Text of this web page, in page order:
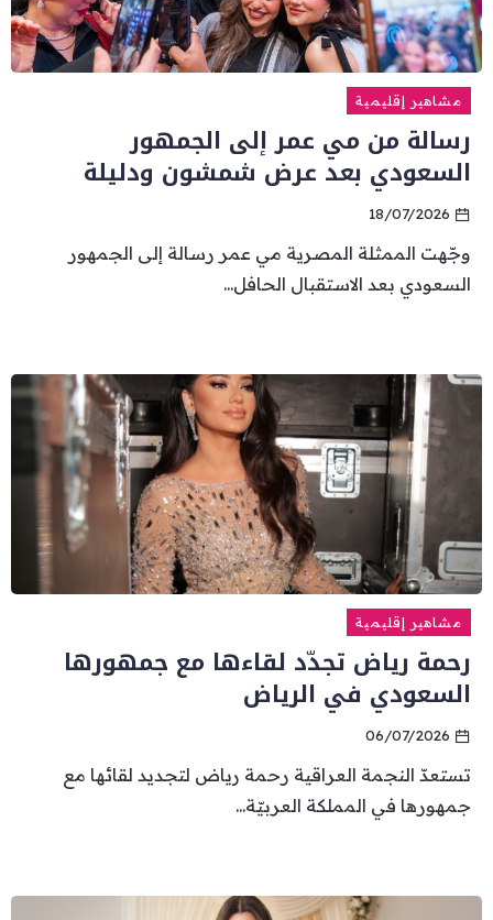
مشاهير إقليمية
رسالة من مي عمر إلى الجمهور
السعودي بعد عرض شمشون ودليلة
18/07/2026
وجّهت الممثلة المصرية مي عمر رسالة إلى الجمهور
السعودي بعد الاستقبال الحافل...
مشاهير إقليمية
رحمة رياض تجدّد لقاءها مع جمهورها
السعودي في الرياض
06/07/2026
تستعدّ النجمة العراقية رحمة رياض لتجديد لقائها مع
جمهورها في المملكة العربيّة...